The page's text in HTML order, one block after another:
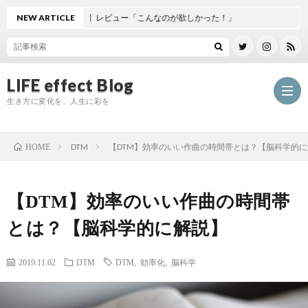
LIFE effect Blog
生き方に変化を、人生に彩を
NEW ARTICLE
チラー】レビュー「こんなのが欲しかった！」
HOME DTM 【DTM】効率のいい作曲の時間帯とは？【脳科学的
【DTM】効率のいい作曲の時間帯
とは？【脳科学的に解説】
2019.11.02 DTM DTM 効率化 脳科学